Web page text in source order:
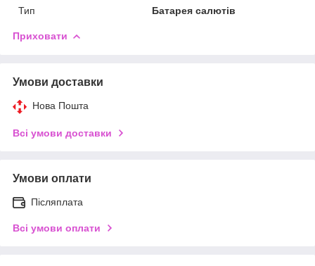
Тип
Батарея салютів
Приховати
Умови доставки
Нова Пошта
Всі умови доставки
Умови оплати
Післяплата
Всі умови оплати